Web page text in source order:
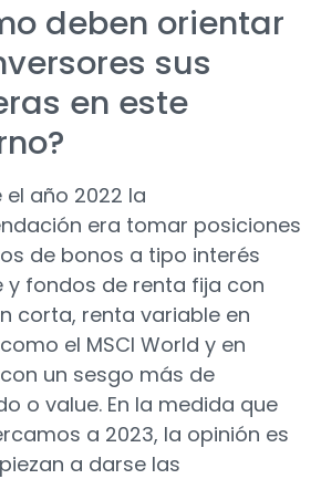
deben orientar
sus
en este
el año 2022 la
era tomar posiciones
de bonos a tipo interés
y fondos de renta fija con
corta, renta variable en
el MSCI World y en
un sesgo más de
o value. En la medida que
a 2023, la opinión es
a darse las